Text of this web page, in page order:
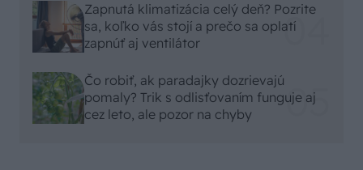
Zapnutá klimatizácia celý deň? Pozrite
sa, koľko vás stojí a prečo sa oplatí
zapnúť aj ventilátor
Čo robiť, ak paradajky dozrievajú
pomaly? Trik s odlisťovaním funguje aj
cez leto, ale pozor na chyby